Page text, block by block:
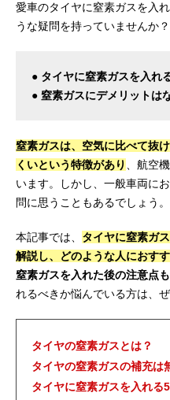
愛車のタイヤに窒素ガスを入
うな疑問を持っていませんか？
● タイヤに窒素ガスを入れ
● 窒素ガスにデメリットは
窒素ガスは、空気に比べて抜
くいという特徴があり 、航空
います。しかし、一般車両に
問に思うこともあるでしょう。
本記事では、 タイヤに窒素ガ
解説し、どのような人におす
窒素ガスを入れた後の注意点
れるべきか悩んでいる方は、
タイヤの窒素ガスとは？
タイヤの窒素ガスの補充は
タイヤに窒素ガスを入れる